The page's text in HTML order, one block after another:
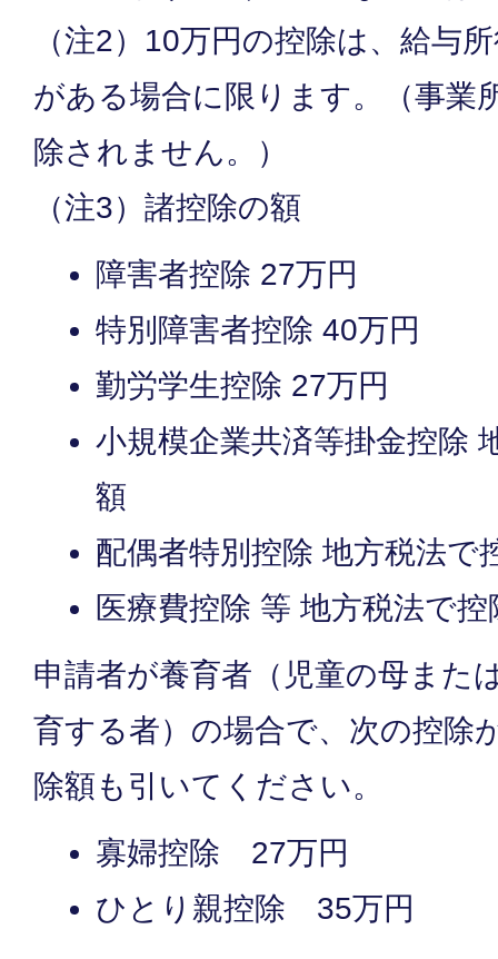
（注2）10万円の控除は、給与
がある場合に限ります。（事業
除されません。）
（注3）諸控除の額
障害者控除 27万円
特別障害者控除 40万円
勤労学生控除 27万円
小規模企業共済等掛金控除
額
配偶者特別控除 地方税法で
医療費控除 等 地方税法で
申請者が養育者（児童の母また
育する者）の場合で、次の控除
除額も引いてください。
寡婦控除 27万円
ひとり親控除 35万円